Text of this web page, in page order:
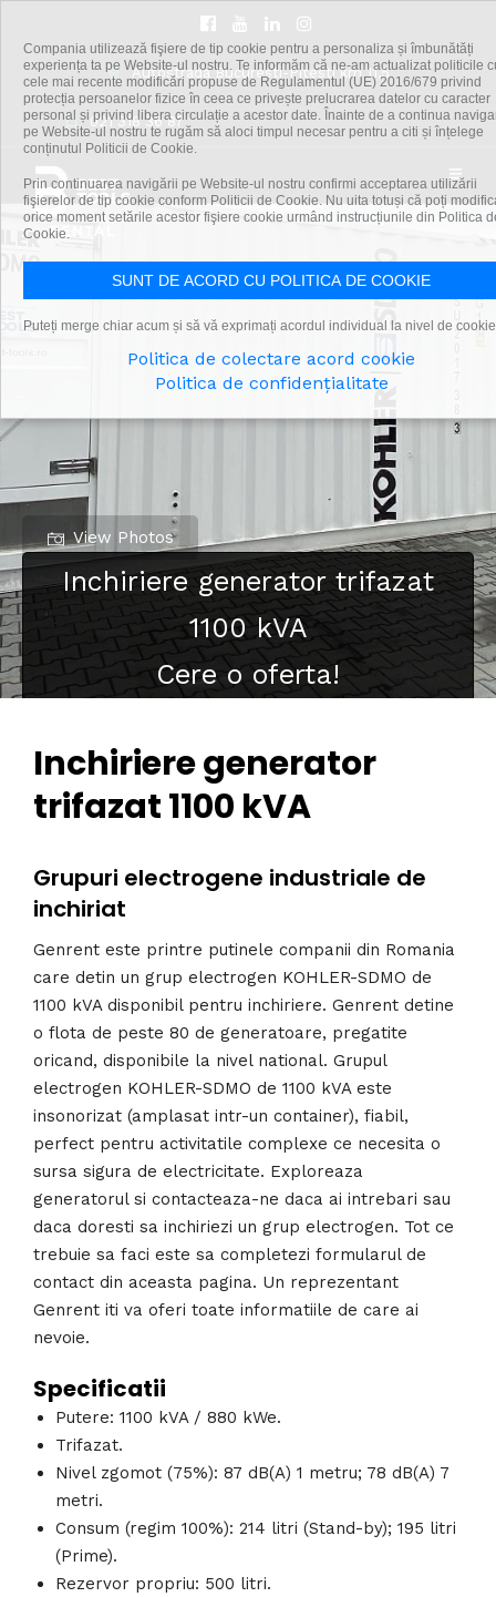
Autostrada Bucuresti-Pitesti km 11,5
021 318 36 87
View Photos
Inchiriere generator trifazat
1100 kVA
Cere o oferta!
Inchiriere generator
trifazat 1100 kVA
Grupuri electrogene industriale de
inchiriat
Genrent este printre putinele companii din Romania
care detin un grup electrogen KOHLER-SDMO de
1100 kVA disponibil pentru inchiriere. Genrent detine
o flota de peste 80 de generatoare, pregatite
oricand, disponibile la nivel national. Grupul
electrogen KOHLER-SDMO de 1100 kVA este
insonorizat (amplasat intr-un container), fiabil,
perfect pentru activitatile complexe ce necesita o
sursa sigura de electricitate. Exploreaza
generatorul si contacteaza-ne daca ai intrebari sau
daca doresti sa inchiriezi un grup electrogen. Tot ce
trebuie sa faci este sa completezi formularul de
contact din aceasta pagina. Un reprezentant
Genrent iti va oferi toate informatiile de care ai
nevoie.
Specificatii
Putere: 1100 kVA / 880 kWe.
Trifazat.
Nivel zgomot (75%): 87 dB(A) 1 metru; 78 dB(A) 7
metri.
Consum (regim 100%): 214 litri (Stand-by); 195 litri
(Prime).
Rezervor propriu: 500 litri.
Compania utilizează fişiere de tip cookie pentru a personaliza și îmbunătăți
experiența ta pe Website-ul nostru. Te informăm că ne-am actualizat politicile
cele mai recente modificări propuse de Regulamentul (UE) 2016/679 privind
protecția persoanelor fizice în ceea ce privește prelucrarea datelor cu caracter
personal și privind libera circulație a acestor date. Înainte de a continua
pe Website-ul nostru te rugăm să aloci timpul necesar pentru a citi și înțelege
conținutul Politicii de Cookie.
Prin continuarea navigării pe Website-ul nostru confirmi acceptarea utilizării
fişierelor de tip cookie conform Politicii de Cookie. Nu uita totuși că poți
orice moment setările acestor fişiere cookie urmând instrucțiunile din Politica
Cookie.
SUNT DE ACORD CU POLITICA DE COOKIE
Puteți merge chiar acum și să vă exprimați acordul individual la nivel de
Politica de colectare acord cookie
Politica de confidențialitate